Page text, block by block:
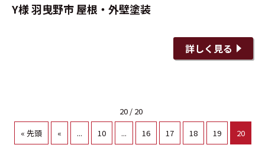
Y様 羽曳野市 屋根・外壁塗装
詳しく見る
20 / 20
« 先頭
« ... 10 ... 16 17 18 19 20